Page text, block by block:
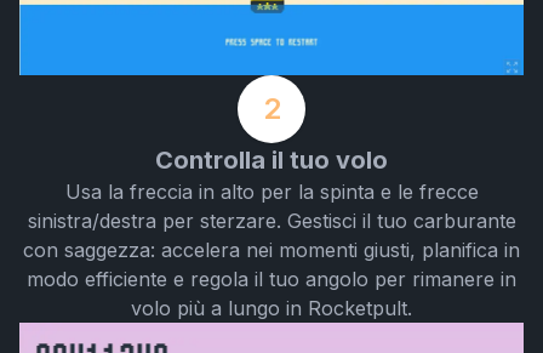
2
Controlla il tuo volo
Usa la freccia in alto per la spinta e le frecce
sinistra/destra per sterzare. Gestisci il tuo carburante
con saggezza: accelera nei momenti giusti, planifica in
modo efficiente e regola il tuo angolo per rimanere in
volo più a lungo in Rocketpult.